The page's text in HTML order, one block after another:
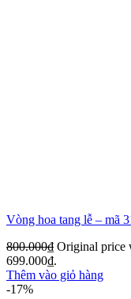
Vòng hoa tang lễ – mã
800.000₫ Original price
699.000₫.
Thêm vào giỏ hàng
-17%